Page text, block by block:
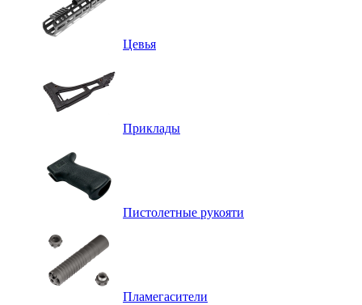
Цевья
Приклады
Пистолетные рукояти
Пламегасители